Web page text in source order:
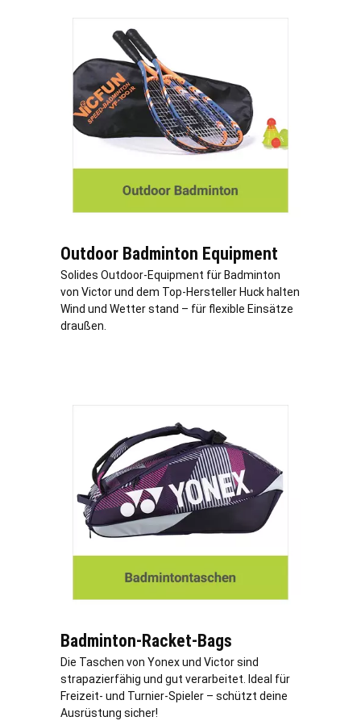
Outdoor Badminton Equipment
Solides Outdoor-Equipment für Badminton
von Victor und dem Top-Hersteller Huck halten
Wind und Wetter stand – für flexible Einsätze
draußen.
Badminton-Racket-Bags
Die Taschen von Yonex und Victor sind
strapazierfähig und gut verarbeitet. Ideal für
Freizeit- und Turnier-Spieler – schützt deine
Ausrüstung sicher!